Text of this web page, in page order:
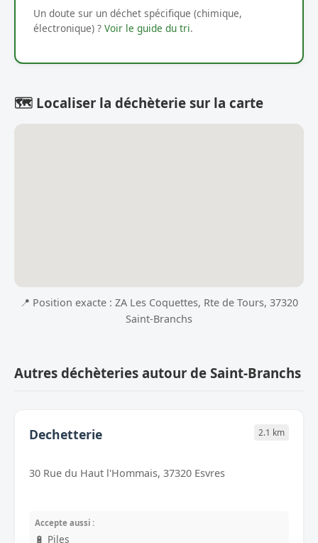
Un doute sur un déchet spécifique (chimique,
électronique) ? Voir le guide du tri.
🗺️ Localiser la déchèterie sur la carte
📍 Position exacte : ZA Les Coquettes, Rte de Tours, 37320
Saint-Branchs
Autres déchèteries autour de Saint-Branchs
Dechetterie 2.1 km
30 Rue du Haut l'Hommais, 37320 Esvres
Accepte aussi :
🔋 Piles